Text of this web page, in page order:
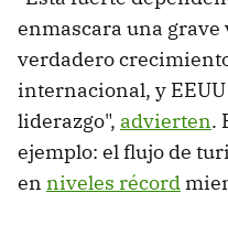
enmascara una
verdadero
internacional, y
liderazgo", advierten.
ejemplo: el flujo de
en niveles récord